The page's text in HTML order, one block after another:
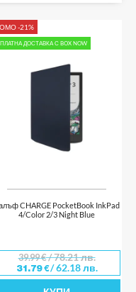
-21%
ДОСТАВКА С BOX NOW
CHARGE PocketBook InkPad
4/Color 2/3 Night Blue
39.99€/ 78.21 лв.
31.79€/ 62.18 лв.